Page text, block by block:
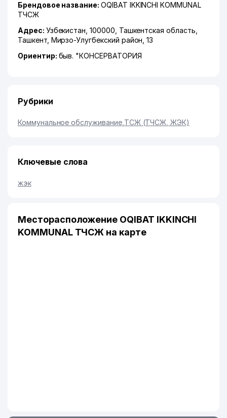
Брендовое название: OQIBAT IKKINCHI KOMMUNAL
ТЧСЖ
Адрес: Узбекистан, 100000, Ташкентская область
Ташкент, Мирзо-Улугбекский район , 13
Ориентир: быв. "КОНСЕРВАТОРИЯ
Рубрики
Коммунальное обслуживание, ТСЖ (ТЧСЖ, ЖЭК)
Ключевые слова
жэк
Месторасположение OQIBAT IKKINCHI
KOMMUNAL ТЧСЖ на карте